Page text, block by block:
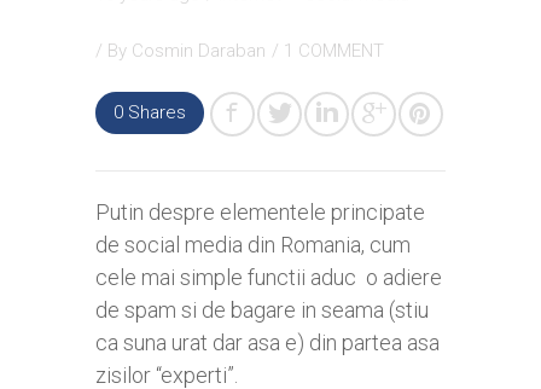
/ By Cosmin Daraban / 1 COMMENT
0 Shares
Putin despre elementele principate
de social media din Romania, cum
cele mai simple functii aduc o adiere
de spam si de bagare in seama (stiu
ca suna urat dar asa e) din partea asa
zisilor “experti”.